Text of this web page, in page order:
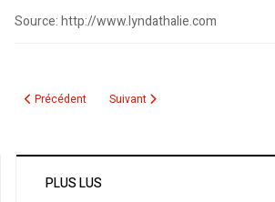
Source: http://www.lyndathalie.com
Article précédent : Karim Benzaïd- "Avec Syncop,
Précédent Article suivant : SECURITE
Suivant
PLUS LUS